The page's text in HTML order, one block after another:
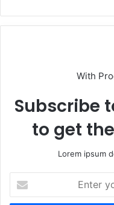
With
Subscribe
to get
Lorem ipsum
your